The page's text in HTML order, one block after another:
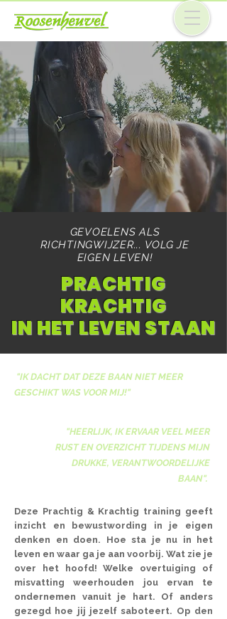
GEVOELENS ALS
RICHTINGWIJZER... VOLG JE
EIGEN LEVEN!
PRACHTIG
KRACHTIG
IN HET LEVEN STAAN
"IK DACHT DAT DEZE BAAN NIET MEER
GESCHIKT WAS VOOR MIJ!"
"HEERLIJK, IK ERVAAR VEEL MEER
RUST EN OVERZICHT TIJDENS MIJN
DRUKKE, VERANTWOORDELIJKE
BAAN".
Deze Prachtig & Krachtig training geeft
inzicht en bewustwording in je eigen
denken en doen. Hoe sta je nu in het
leven en waar ga je aan voorbij. Wat zie je
over het hoofd! Welke overtuiging of
misvatting weerhouden jou ervan te
ondernemen vanuit je hart. Of anders
gezegd hoe jij jezelf saboteert. Op den